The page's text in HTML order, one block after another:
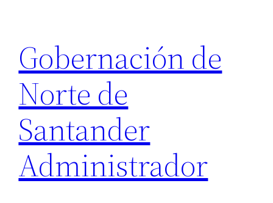
contenido
Gobernación de
Norte de
Santander
Administrador